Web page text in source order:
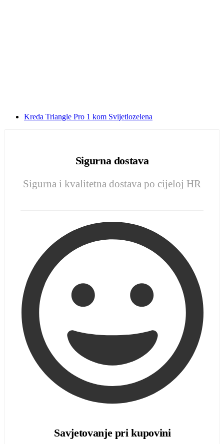
Kreda Triangle Pro 1 kom Svijetlozelena
Sigurna dostava
Sigurna i kvalitetna dostava po cijeloj HR
Savjetovanje pri kupovini